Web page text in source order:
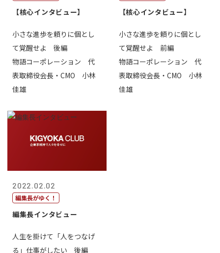
【核心インタビュー】
小さな進歩を頼りに個とし
て覚醒せよ 後編
物語コーポレーション 代
表取締役会長・CMO 小林
佳雄
【核心インタビュー】
小さな進歩を頼りに個とし
て覚醒せよ 前編
物語コーポレーション 代
表取締役会長・CMO 小林
佳雄
2022.02.02
編集長がゆく！
編集長インタビュー
人生を掛けて「人をつなげ
る」仕事がしたい 後編